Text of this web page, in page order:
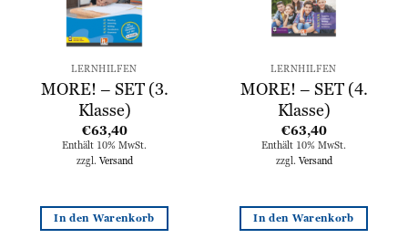
LERNHILFEN
MORE! – SET (3.
Klasse)
€63,40
Enthält 10% MwSt.
zzgl. Versand
In den Warenkorb
LERNHILFEN
MORE! – SET (4.
Klasse)
€63,40
Enthält 10% MwSt.
zzgl. Versand
In den Warenkorb